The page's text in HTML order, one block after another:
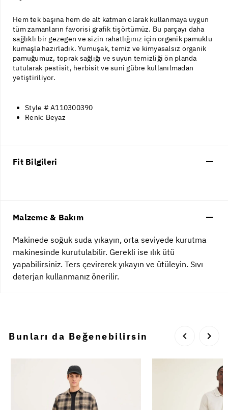
Hem tek başına hem de alt katman olarak kullanmaya uygun
tüm zamanların favorisi grafik tişörtümüz. Bu parçayı daha
sağlıklı bir gezegen ve sizin rahatlığınız için organik pamuklu
kumaşla hazırladık. Yumuşak, temiz ve kimyasalsız organik
pamuğumuz, toprak sağlığı ve suyun temizliği ön planda
tutularak pestisit, herbisit ve suni gübre kullanılmadan
yetiştiriliyor.
Style # A110300390
Renk: Beyaz
Fit Bilgileri
Malzeme & Bakım
Makinede soğuk suda yıkayın, orta seviyede kurutma
makinesinde kurutulabilir. Gerekli ise ılık ütü
yapabilirsiniz. Ters çevirerek yıkayın ve ütüleyin. Sıvı
deterjan kullanmanız önerilir.
Bunları da Beğenebilirsin